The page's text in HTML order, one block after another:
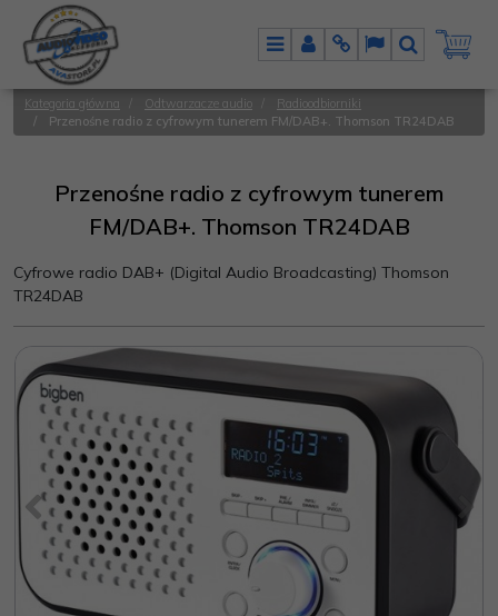
MenuPanel
InfoLangSzukaj
Kategoria główna Odtwarzacze audio
Radioodbiorniki
/
Przenośne radio z cyfrowym tunerem FM/DAB+. Thomson TR24DAB
Przenośne radio z cyfrowym tunerem
FM/DAB+. Thomson TR24DAB
Cyfrowe radio DAB+ (Digital Audio Broadcasting) Thomson
TR24DAB
< >